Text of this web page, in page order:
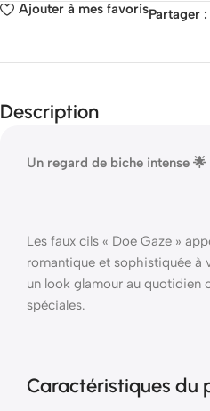
Ajouter à mes favorisPartager :
Description
Un regard de biche intense 🌟
Les faux cils « Doe Gaze »
romantique et sophistiquée à
un look glamour au quotidien
spéciales.
Caractéristiques du